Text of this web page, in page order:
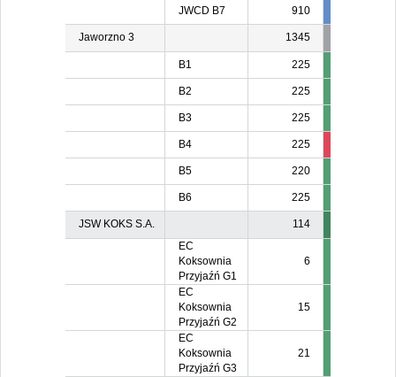
JWCD B7 910
Jaworzno 3 1345
B1 225
B2 225
B3 225
B4 225
B5 220
B6 225
JSW KOKS S.A.
114
EC
Koksownia
Przyjaźń G1
6
EC
Koksownia
Przyjaźń G2
15
EC
Koksownia
Przyjaźń G3
21